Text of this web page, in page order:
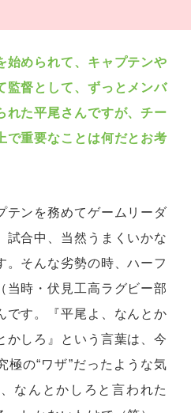
められて、キャプテンや
監督として、ずっとメンバ
れた平尾さんですが、チー
で重要なことは何だとお考
テンを務めてゲームリーダ
試合中、当然うまくいかな
。そんな劣勢の時、ハーフ
当時・伏見工高ラグビー部
です。『平尾よ、なんとか
かしろ』という言葉は、今
極の“ワザ”だったような気
なんとかしろと言われた